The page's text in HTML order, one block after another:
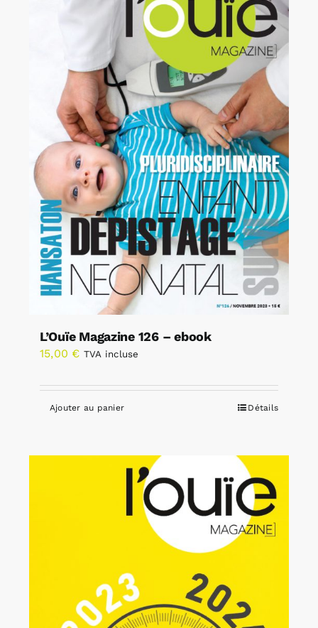
L’Ouïe Magazine 126 – ebook
15,00 € TVA incluse
Ajouter au panier Détails